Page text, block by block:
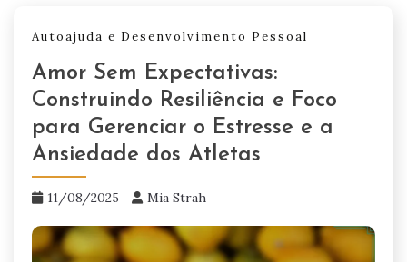
Autoajuda e Desenvolvimento Pessoal
Amor Sem Expectativas:
Construindo Resiliência e Foco
para Gerenciar o Estresse e a
Ansiedade dos Atletas
11/08/2025 Mia Strah